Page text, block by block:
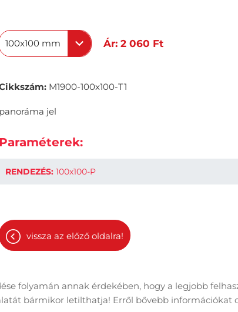
100x100 mm Ár: 2 060 Ft
M1900-100x100-T1
panoráma jel
Paraméterek:
RENDEZÉS: 100x100-P
vissza az előző oldalra!
Oldal információk Adatkezelési
folyamán annak érdekében, hogy a legjobb
bármikor letilthatja! Erről bővebb információkat